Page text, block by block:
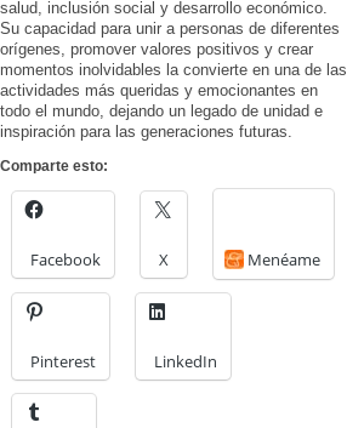
salud, inclusión social y desarrollo económico.
Su capacidad para unir a personas de diferentes
orígenes, promover valores positivos y crear
momentos inolvidables la convierte en una de las
actividades más queridas y emocionantes en
todo el mundo, dejando un legado de unidad e
inspiración para las generaciones futuras.
Comparte esto:
Facebook X Menéame
Pinterest LinkedIn